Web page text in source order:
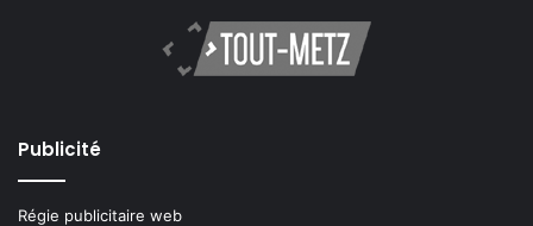
Publicité
Régie publicitaire web